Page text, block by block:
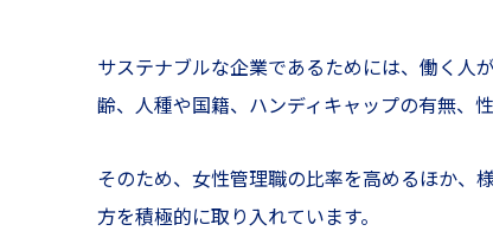
サステナブルな企業であるためには、働く人
齢、人種や国籍、ハンディキャップの有無、
そのため、女性管理職の比率を高めるほか、
方を積極的に取り入れています。